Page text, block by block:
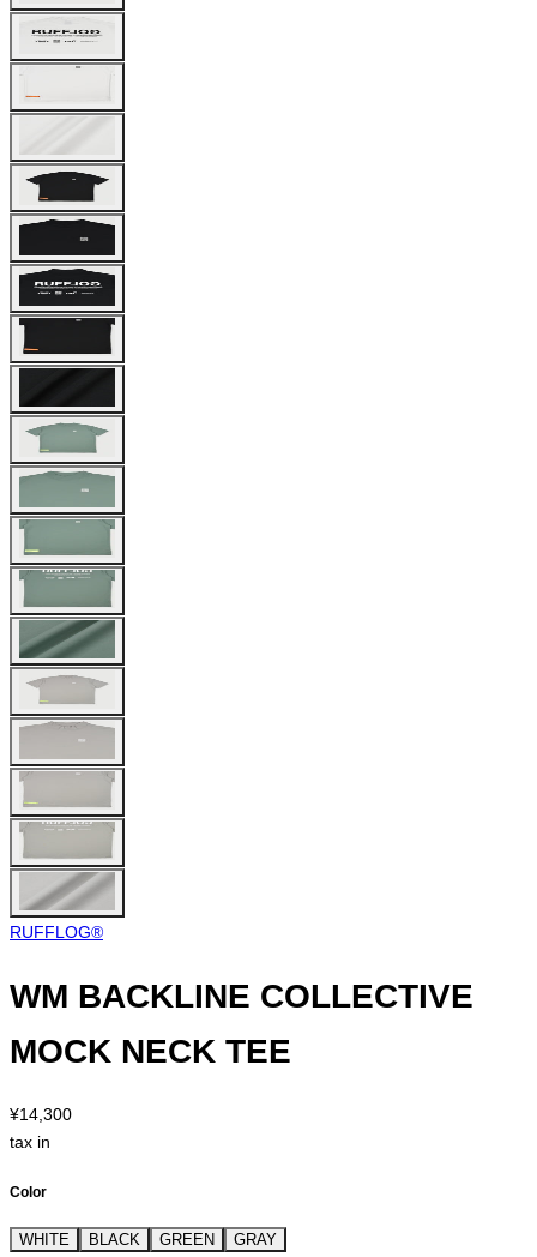
RUFFLOG®︎
WM BACKLINE COLLECTIVE
MOCK NECK TEE
¥14,300
tax in
Color
WHITE BLACK GREEN GRAY